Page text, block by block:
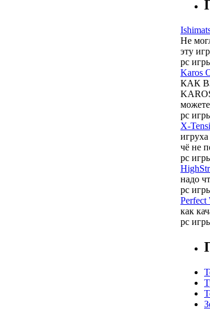
Не
эту
pc
Karos
КАК
pc
X-
чё не
pc
надо
pc
Perfect
как
pc